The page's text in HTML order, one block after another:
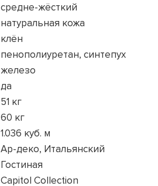
средне-жёсткий
натуральная кожа
клён
пенополиуретан, синтепух
железо
да
51 кг
60 кг
1.036 куб. м
Ар-деко, Итальянский
Гостиная
Capitol Collection